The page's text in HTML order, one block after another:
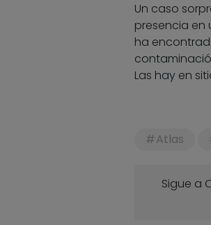
Un caso
presencia en
ha
Las hay en
Atlas
Sigue a